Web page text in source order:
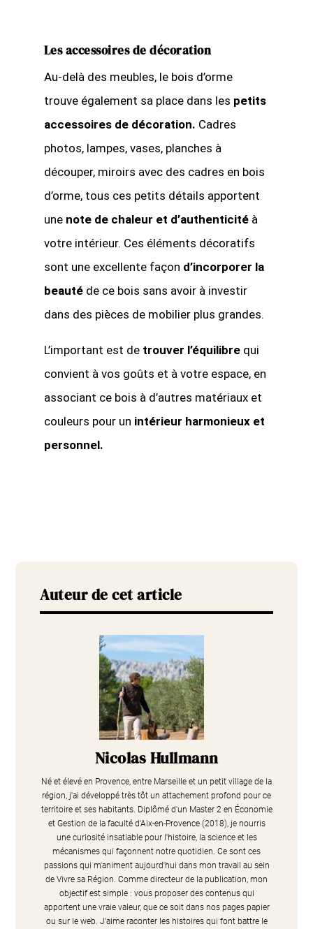
Les accessoires de décoration
Au-delà des meubles, le bois d’orme
trouve également sa place dans les petits
accessoires de décoration. Cadres
photos, lampes, vases, planches à
découper, miroirs avec des cadres en bois
d’orme, tous ces petits détails apportent
une note de chaleur et d’authenticitéà
votre intérieur. Ces éléments décoratifs
sont une excellente façon d’incorporer la
beautéde ce bois sans avoir à investir
dans des pièces de mobilier plus grandes.
L’important est detrouver l’équilibrequi
convient à vos goûts et à votre espace, en
associant ce bois à d’autres matériaux et
couleurs pour un intérieur harmonieuxet
personnel.
Auteur de cet article
Nicolas Hullmann
Né et élevé en Provence, entre Marseille et un petit village de la
région, j'ai développé très tôt un attachement profond pour ce
territoire et ses habitants. Diplômé d'un Master 2 en Économie
et Gestion de la faculté d'Aix-en-Provence (2018), je nourris
une curiosité insatiable pour l'histoire, la science et les
mécanismes qui façonnent notre quotidien. Ce sont ces
passions qui m'animent aujourd'hui dans mon travail au sein
de Vivre sa Région. Comme directeur de la publication, mon
objectif est simple : vous proposer des contenus qui
apportent une vraie valeur, que ce soit dans nos pages papier
ou sur le web. J'aime raconter les histoires qui font battre le